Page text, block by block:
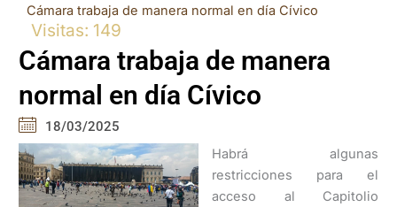
Cámara trabaja de manera normal en día Cívico
Visitas: 149
Cámara trabaja de manera
normal en día Cívico
18/03/2025
Habrá algunas
restricciones para el
acceso al Capitolio